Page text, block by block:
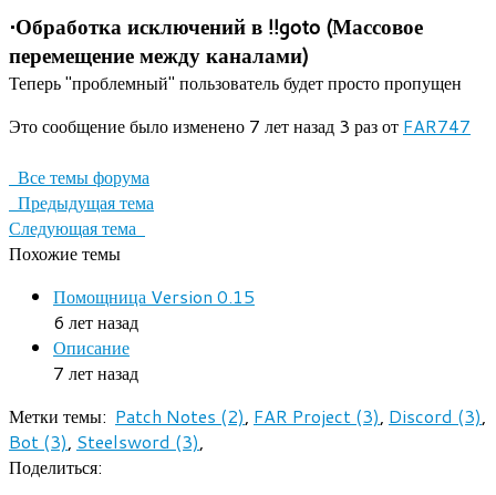
•Обработка исключений в !!goto (Массовое
перемещение между каналами)
Теперь "проблемный" пользователь будет просто пропущен
Это сообщение было изменено 7 лет назад 3 раз от FAR747
Все темы форума
Предыдущая тема
Следующая тема
Похожие темы
Помощница Version 0.15
6 лет назад
Описание
7 лет назад
Метки темы: Patch Notes (2) FAR Project (3) Discord (3)
Bot (3) Steelsword (3)
Поделиться: